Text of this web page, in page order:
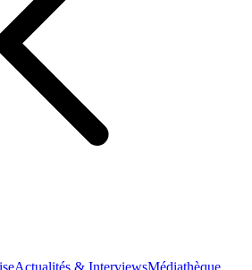
Actualités & InterviewsMédiathèque